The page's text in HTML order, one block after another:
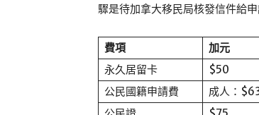
驟是待加拿大移民局核發信件給
費項
加元
永久居留卡
$50
公民國籍申請費
成人：